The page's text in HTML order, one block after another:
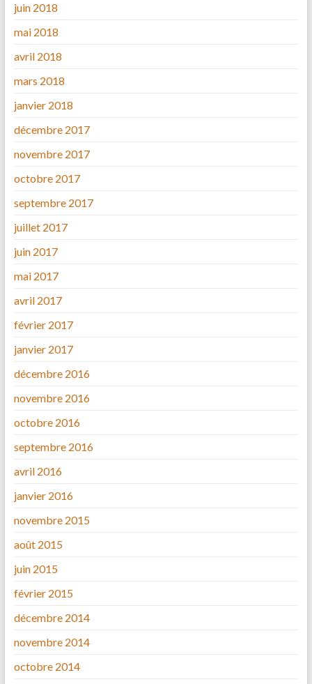
juin 2018
mai 2018
avril 2018
mars 2018
janvier 2018
décembre 2017
novembre 2017
octobre 2017
septembre 2017
juillet 2017
juin 2017
mai 2017
avril 2017
février 2017
janvier 2017
décembre 2016
novembre 2016
octobre 2016
septembre 2016
avril 2016
janvier 2016
novembre 2015
août 2015
juin 2015
février 2015
décembre 2014
novembre 2014
octobre 2014